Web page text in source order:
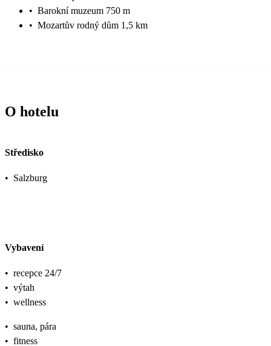
• Barokní muzeum 750 m
• Mozartův rodný dům 1,5 km
O hotelu
Středisko
• Salzburg
Vybavení
• recepce 24/7
• výtah
• wellness
• sauna, pára
• fitness